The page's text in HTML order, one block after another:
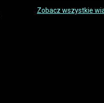
Zobacz wszystkie